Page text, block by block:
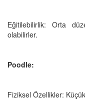
Eğitilebilirlik: Orta
olabilirler.
Poodle:
Fiziksel Özellikler: